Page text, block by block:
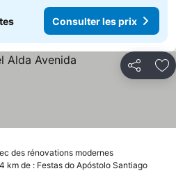
Consulter les prix
Partager
des rénovations modernesConsulter
km de : Festas do Apóstolo Santiago